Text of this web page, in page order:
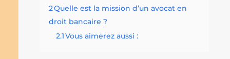
2Quelle est la mission d’un avocat en
droit bancaire ?
2.1Vous aimerez aussi :